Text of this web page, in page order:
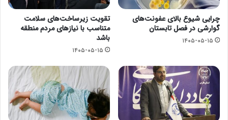
چرایی شیوع بالای عفونت‌های
گوارشی در فصل تابستان
۱۴۰۵-۰۵-۱۵
تقویت زیرساخت‌های سلامت
متناسب با نیازهای مردم منطقه
باشد
۱۴۰۵-۰۵-۱۵